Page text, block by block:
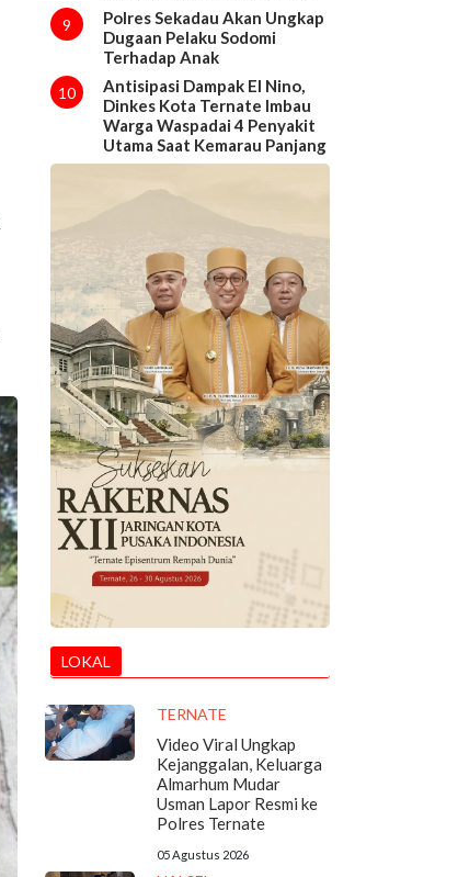
9
Polres Sekadau Akan Ungkap
Dugaan Pelaku Sodomi
Terhadap Anak
10
Antisipasi Dampak El Nino,
Dinkes Kota Ternate Imbau
Warga Waspadai 4 Penyakit
Utama Saat Kemarau Panjang
LOKAL
TERNATE
Video Viral Ungkap
Kejanggalan, Keluarga
Almarhum Mudar
Usman Lapor Resmi ke
Polres Ternate
05 Agustus 2026